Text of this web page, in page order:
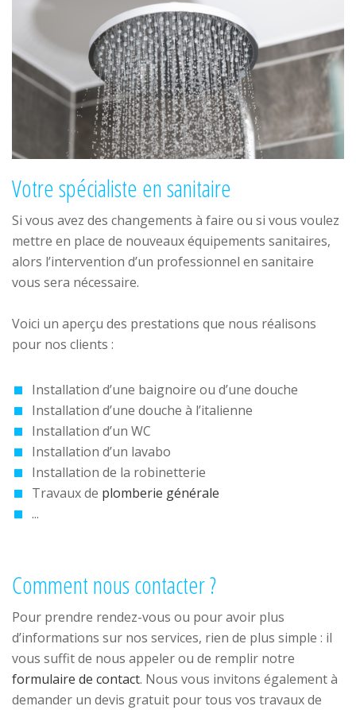
Votre spécialiste en sanitaire
Si vous avez des changements à faire ou si vous voulez
mettre en place de nouveaux équipements sanitaires,
alors l’intervention d’un professionnel en sanitaire
vous sera nécessaire.
Voici un aperçu des prestations que nous réalisons
pour nos clients :
Installation d’une baignoire ou d’une douche
Installation d’une douche à l’italienne
Installation d’un WC
Installation d’un lavabo
Installation de la robinetterie
Travaux de plomberie générale
...
Comment nous contacter ?
Pour prendre rendez-vous ou pour avoir plus
d’informations sur nos services, rien de plus simple : il
vous suffit de nous appeler ou de remplir notre
formulaire de contact. Nous vous invitons également à
demander un devis gratuit pour tous vos travaux de